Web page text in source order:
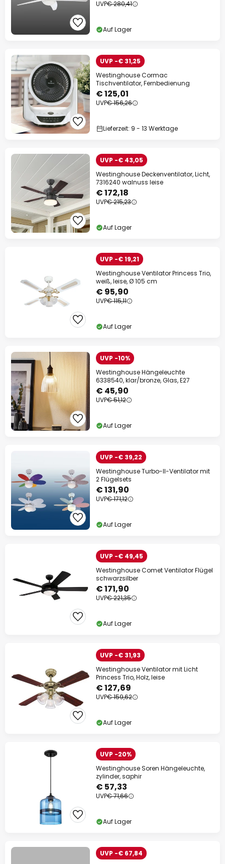
UVP€ 280,41
Auf Lager
UVP -€ 31,25
Westinghouse Cormac
Tischventilator, Fernbedienung
€ 125,01
UVP€ 156,26
Lieferzeit: 9 - 13 Werktage
UVP -€ 43,05
Westinghouse Deckenventilator, Licht,
7316240 walnuss leise
€ 172,18
UVP€ 215,23
Auf Lager
UVP -€ 19,21
Westinghouse Ventilator Princess Trio,
weiß, leise, Ø 105 cm
€ 95,90
UVP€ 115,11
Auf Lager
UVP -10%
Westinghouse Hängeleuchte
6338540, klar/bronze, Glas, E27
€ 45,90
UVP€ 51,12
Auf Lager
UVP -€ 39,22
Westinghouse Turbo-II-Ventilator mit
2 Flügelsets
€ 131,90
UVP€ 171,12
Auf Lager
UVP -€ 49,45
Westinghouse Comet Ventilator Flügel
schwarzsilber
€ 171,90
UVP€ 221,35
Auf Lager
UVP -€ 31,93
Westinghouse Ventilator mit Licht
Princess Trio, Holz, leise
€ 127,69
UVP€ 159,62
Auf Lager
UVP -20%
Westinghouse Soren Hängeleuchte,
zylinder, saphir
€ 57,33
UVP€ 71,66
Auf Lager
UVP -€ 67,84